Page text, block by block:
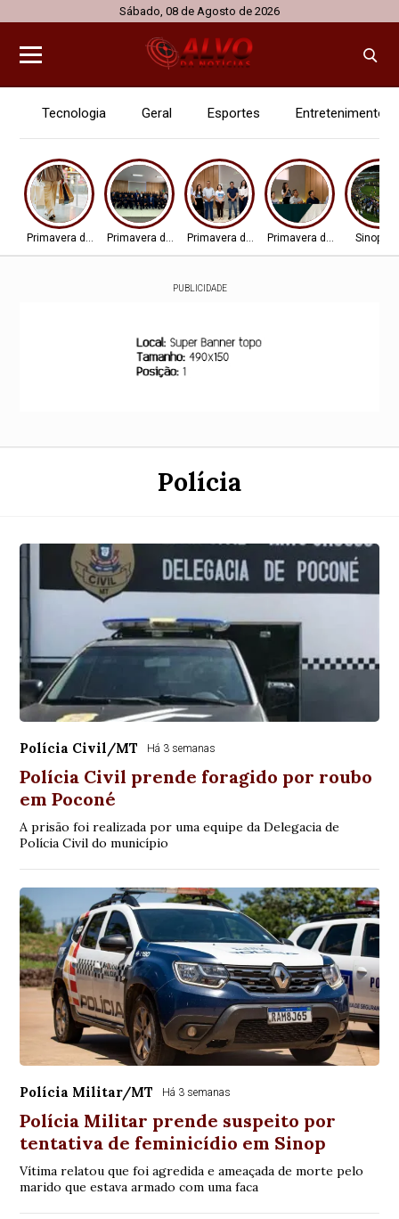
Sábado, 08 de Agosto de 2026
Tecnologia Geral Esportes Entretenimento
Primavera do LestePrimavera do LestePrimavera do LestePrimavera do LesteSinop -
PUBLICIDADE
Polícia
Polícia Civil/MT Há 3 semanas
Polícia Civil prende foragido por roubo
em Poconé
A prisão foi realizada por uma equipe da Delegacia de
Polícia Civil do município
Polícia Militar/MT Há 3 semanas
Polícia Militar prende suspeito por
tentativa de feminicídio em Sinop
Vítima relatou que foi agredida e ameaçada de morte pelo
marido que estava armado com uma faca